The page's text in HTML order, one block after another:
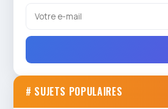
# SUJETS POPULAIRES